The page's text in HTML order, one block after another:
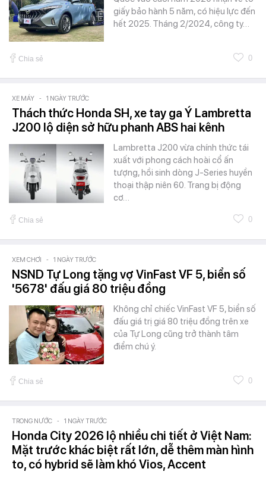
giấy bảo hành 5 năm, có hiệu lực đến
hết 2025. Tháng 2/2024, công ty…
Chia sẻ 0
XE MÁY - 1 NGÀY TRƯỚC
Thách thức Honda SH, xe tay ga Ý Lambretta
J200 lộ diện sở hữu phanh ABS hai kênh
Lambretta J200 vừa chính thức tái
xuất với phong cách hoài cổ ấn
tượng, hồi sinh dòng J-Series huyền
thoại thập niên 60. Trang bị động
cơ…
Chia sẻ 0
XEM CHƠI - 1 NGÀY TRƯỚC
NSND Tự Long tặng vợ VinFast VF 5, biển số
'5678' đấu giá 80 triệu đồng
Không chỉ chiếc VinFast VF 5, biển số
đấu giá trị giá 80 triệu đồng trên xe
của Tự Long cũng trở thành tâm
điểm chú ý.
Chia sẻ 0
TRONG NƯỚC - 1 NGÀY TRƯỚC
Honda City 2026 lộ nhiều chi tiết ở Việt Nam:
Mặt trước khác biệt rất lớn, dễ thêm màn hình
to, có hybrid sẽ làm khó Vios, Accent